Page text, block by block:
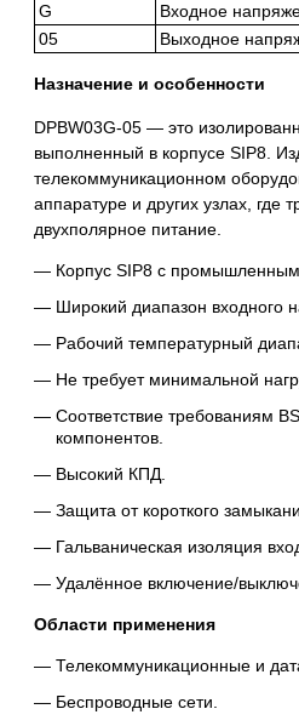
G
Входное
05
Выходное
Назначение и особенности
DPBW03G-05 — это
выполненный в корпусе SIP8.
телекоммуникационном
аппаратуре и других узлах, где
двухполярное питание.
Корпус SIP8 с
Широкий диапазон входного
Рабочий температурный
Не требует минимальной
Соответствие требованиям
компонентов.
Высокий КПД.
Защита от короткого
Гальваническая изоляция
Удалённое включение/
Области применения
Телекоммуникационные и
Беспроводные сети.